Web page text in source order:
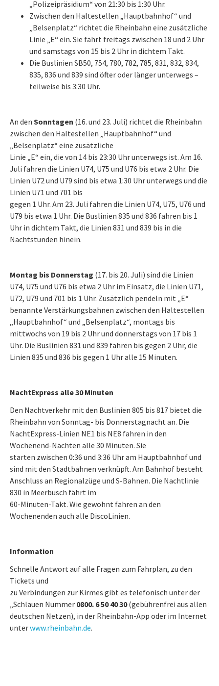
„Polizeipräsidium“ von 21:30 bis 1:30 Uhr.
Zwischen den Haltestellen „Hauptbahnhof“ und
„Belsenplatz“ richtet die Rheinbahn eine zusätzliche
Linie „E“ ein. Sie fährt freitags zwischen 18 und 2 Uhr
und samstags von 15 bis 2 Uhr in dichtem Takt.
Die Buslinien SB50, 754, 780, 782, 785, 831, 832, 834,
835, 836 und 839 sind öfter oder länger unterwegs –
teilweise bis 3:30 Uhr.
An den Sonntagen (16. und 23. Juli) richtet die Rheinbahn
zwischen den Haltestellen „Hauptbahnhof“ und
„Belsenplatz“ eine zusätzliche
Linie „E“ ein, die von 14 bis 23:30 Uhr unterwegs ist. Am 16.
Juli fahren die Linien U74, U75 und U76 bis etwa 2 Uhr. Die
Linien U72 und U79 sind bis etwa 1:30 Uhr unterwegs und die
Linien U71 und 701 bis
gegen 1 Uhr. Am 23. Juli fahren die Linien U74, U75, U76 und
U79 bis etwa 1 Uhr. Die Buslinien 835 und 836 fahren bis 1
Uhr in dichtem Takt, die Linien 831 und 839 bis in die
Nachtstunden hinein.
Montag bis Donnerstag (17. bis 20. Juli) sind die Linien
U74, U75 und U76 bis etwa 2 Uhr im Einsatz, die Linien U71,
U72, U79 und 701 bis 1 Uhr. Zusätzlich pendeln mit „E“
benannte Verstärkungsbahnen zwischen den Haltestellen
„Hauptbahnhof“ und „Belsenplatz“, montags bis
mittwochs von 19 bis 2 Uhr und donnerstags von 17 bis 1
Uhr. Die Buslinien 831 und 839 fahren bis gegen 2 Uhr, die
Linien 835 und 836 bis gegen 1 Uhr alle 15 Minuten.
NachtExpress alle 30 Minuten
Den Nachtverkehr mit den Buslinien 805 bis 817 bietet die
Rheinbahn von Sonntag- bis Donnerstagnacht an. Die
NachtExpress-Linien NE1 bis NE8 fahren in den
Wochenend-Nächten alle 30 Minuten. Sie
starten zwischen 0:36 und 3:36 Uhr am Hauptbahnhof und
sind mit den Stadtbahnen verknüpft. Am Bahnhof besteht
Anschluss an Regionalzüge und S-Bahnen. Die Nachtlinie
830 in Meerbusch fährt im
60-Minuten-Takt. Wie gewohnt fahren an den
Wochenenden auch alle DiscoLinien.
Information
Schnelle Antwort auf alle Fragen zum Fahrplan, zu den
Tickets und
zu Verbindungen zur Kirmes gibt es telefonisch unter der
„Schlauen Nummer 0800. 6 50 40 30(gebührenfrei aus allen
deutschen Netzen), in der Rheinbahn-App oder im Internet
unterwww.rheinbahn.de.